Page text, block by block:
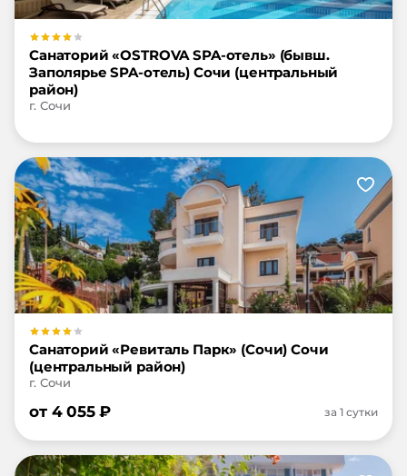
Санаторий «OSTROVA SPA-отель» (бывш.
Заполярье SPA-отель) Сочи (центральный
район)
г. Сочи
Санаторий «Ревиталь Парк» (Сочи) Сочи
(центральный район)
г. Сочи
от 4 055₽ за 1 сутки